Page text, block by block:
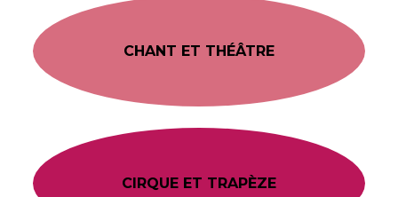
CHANT ET THÉÂTRE
CIRQUE ET TRAPÈZE